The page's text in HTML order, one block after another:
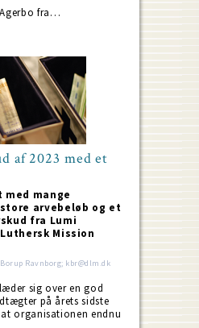
fra…
af 2023 med et
med mange
arvebeløb og et
fra Lumi
Mission
Ravnborg; kbr@dlm.dk
sig over en god
på årets sidste
organisationen endnu